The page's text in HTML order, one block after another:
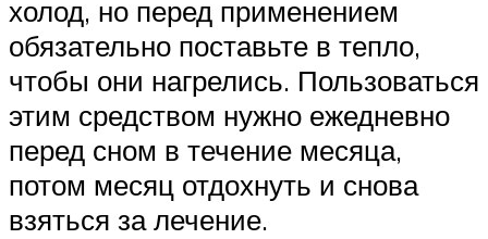
холод, но перед применением
обязательно поставьте в тепло,
чтобы они нагрелись. Пользоваться
этим средством нужно ежедневно
перед сном в течение месяца,
потом месяц отдохнуть и снова
взяться за лечение.